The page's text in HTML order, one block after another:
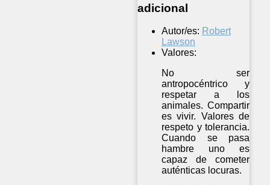
adicional
Autor/es: Robert
Lawson
Valores:
No ser
antropocéntrico y
respetar a los
animales. Compartir
es vivir. Valores de
respeto y tolerancia.
Cuando se pasa
hambre uno es
capaz de cometer
auténticas locuras.